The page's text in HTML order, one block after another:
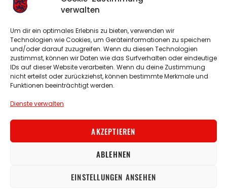
verwalten
Um dir ein optimales Erlebnis zu bieten, verwenden wir
Technologien wie Cookies, um Geräteinformationen zu speichern
und/oder darauf zuzugreifen. Wenn du diesen Technologien
zustimmst, können wir Daten wie das Surfverhalten oder eindeutige
IDs auf dieser Website verarbeiten. Wenn du deine Zustimmung
nicht erteilst oder zurückziehst, können bestimmte Merkmale und
Funktionen beeinträchtigt werden.
Dienste verwalten
AKZEPTIEREN
ABLEHNEN
EINSTELLUNGEN ANSEHEN
E-Mail: info@tv-irsee.de
Sportplatz:Eggenthaler Str. Irsee
Turnhalle:Von-Bannwarth-Straße 6 Irsee
Fußball Korbball
Hallenbelegungsplan